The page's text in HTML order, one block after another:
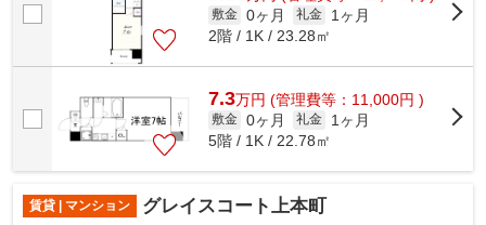
敷金 0ヶ月 礼金
1ヶ月
2階 / 1K / 23.28㎡
7.3万円 (管理費等：11,000円 )
敷金 0ヶ月 礼金
1ヶ月
5階 / 1K / 22.78㎡
賃貸 | マンション グレイスコート上本町